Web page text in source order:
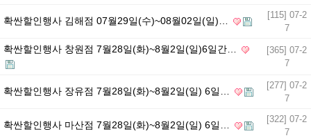
확싼할인행사 김해점 07월29일(수)~08월02일(일)…
[115] 07-2
7
확싼할인행사 창원점 7월28일(화)~8월2일(일)6일간…
[365] 07-2
7
확싼할인행사 장유점 7월28일(화)~8월2일(일) 6일…
[277] 07-2
7
확싼할인행사 마산점 7월28일(화)~8월2일(일) 6일…
[322] 07-2
7